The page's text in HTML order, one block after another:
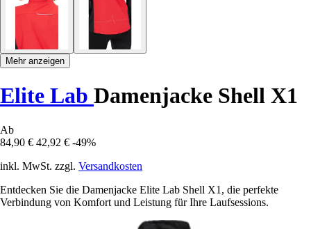
Mehr anzeigen
Elite Lab Damenjacke Shell X1
Ab
84,90 € 42,92 € -49%
inkl. MwSt. zzgl. Versandkosten
Entdecken Sie die Damenjacke Elite Lab Shell X1, die perfekte
Verbindung von Komfort und Leistung für Ihre Laufsessions.